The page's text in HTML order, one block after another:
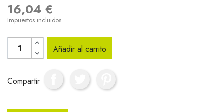
16,04 €
Impuestos incluidos
Añadir al carrito
Compartir